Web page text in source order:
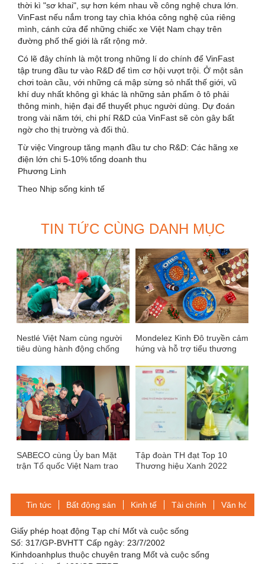
thời kì "sơ khai", sự hơn kém nhau về công nghệ chưa lớn.
VinFast nếu nắm trong tay chìa khóa công nghệ của riêng
mình, cánh cửa để những chiếc xe Việt Nam chạy trên
đường phố thế giới là rất rộng mở.
Có lẽ đây chính là một trong những lí do chính để VinFast
tập trung đầu tư vào R&D để tìm cơ hội vượt trội. Ở một sân
chơi toàn cầu, với những cá mập sừng sỏ nhất thế giới, vũ
khí duy nhất không gì khác là những sản phẩm ô tô phải
thông minh, hiện đại để thuyết phục người dùng. Dự đoán
trong vài năm tới, chi phí R&D của VinFast sẽ còn gây bất
ngờ cho thị trường và đối thủ.
Từ việc Vingroup tăng mạnh đầu tư cho R&D: Các hãng xe
điện lớn chi 5-10% tổng doanh thu
Phương Linh
Theo Nhịp sống kinh tế
TIN TỨC CÙNG DANH MỤC
Nestlé Việt Nam cùng người
tiêu dùng hành động chống
tiêu phát triển bền vững
Mondelez Kinh Đô truyền cảm
hứng và hỗ trợ tiểu thương
dịch “TẾT HY VỌNG”
SABECO cùng Ủy ban Mặt
trận Tổ quốc Việt Nam trao
Tập đoàn TH đạt Top 10
Thương hiệu Xanh 2022
Tin tức Bất động sản Kinh tế Tài chính Văn hóa-
Giấy phép hoạt động Tạp chí Mốt và cuộc sống
Số: 317/GP-BVHTT Cấp ngày: 23/7/2002
Kinhdoanhplus thuộc chuyên trang Mốt và cuộc sống